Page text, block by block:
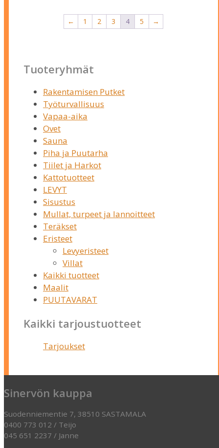
← 1 2 3 4 5 →
Tuoteryhmät
Rakentamisen Putket
Työturvallisuus
Vapaa-aika
Ovet
Sauna
Piha ja Puutarha
Tiilet ja Harkot
Kattotuotteet
LEVYT
Sisustus
Mullat, turpeet ja lannoitteet
Teräkset
Eristeet
Levyeristeet
Villat
Kaikki tuotteet
Maalit
PUUTAVARAT
Kaikki tarjoustuotteet
Tarjoukset
Sinervön kauppa
Suodenniementie 7, 38510 SASTAMALA
0400 773 012 / Teijo
045 651 2237 / Janne